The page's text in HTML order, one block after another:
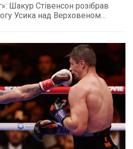
Шакур Стівенсон розібрав
Усика над Верховеном…